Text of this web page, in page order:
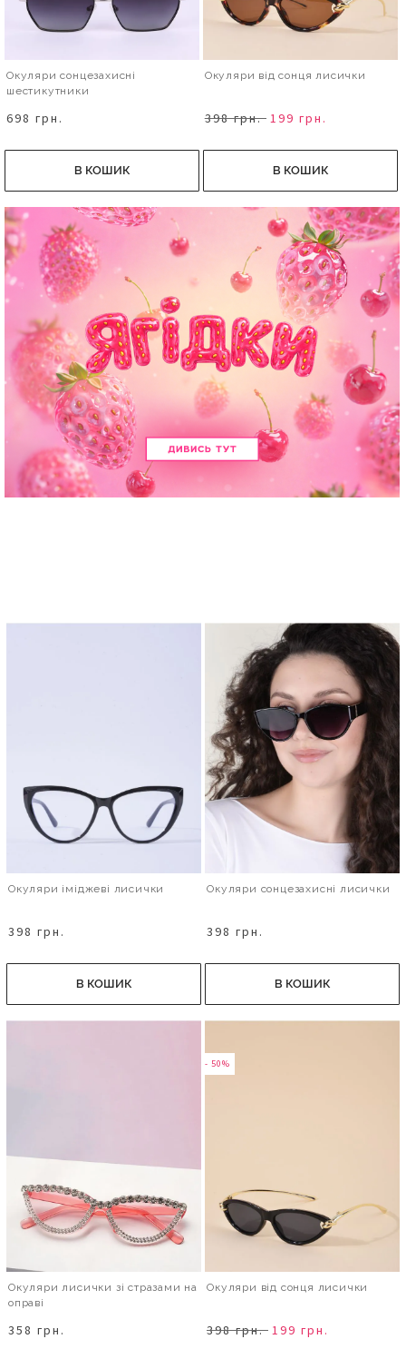
Окуляри сонцезахисні
шестикутники
698 грн.
В КОШИК
Окуляри від сонця лисички
398 грн. 199 грн.
В КОШИК
Окуляри іміджеві лисички
398 грн.
В КОШИК
Окуляри сонцезахисні лисички
398 грн.
В КОШИК
Окуляри лисички зі стразами на
оправі
358 грн.
- 50%
Окуляри від сонця лисички
398 грн. 199 грн.